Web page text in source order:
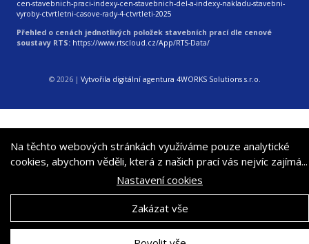
cen-stavebnich-praci-indexy-cen-stavebnich-del-a-indexy-nakladu-stavebni-
vyroby-ctvrtletni-casove-rady-4-ctvrtleti-2025
Přehled o cenách jednotlivých položek stavebních prací dle cenové
soustavy RTS: https://www.rtscloud.cz/App/RTS-Data/
© 2026 | Vytvořila digitální agentura 4WORKS Solutions s.r.o.
Na těchto webových stránkách využíváme pouze analytické
cookies, abychom věděli, která z našich prací vás nejvíc zajímá...
Nastavení cookies
Zakázat vše